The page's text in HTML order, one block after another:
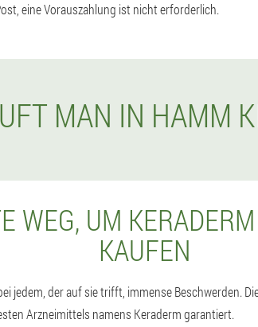
eine Vorauszahlung ist nicht erforderlich.
MAN IN HAMM
WEG, UM
KAUFEN
jedem, der auf sie trifft, immense Beschwerden.
Arzneimittels namens Keraderm garantiert.